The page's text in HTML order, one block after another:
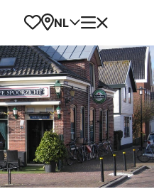
Favorieten
Kaart
NL Menu